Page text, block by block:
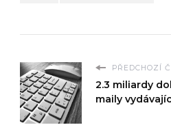
PŘEDCHOZÍ
2.3 miliardy
maily